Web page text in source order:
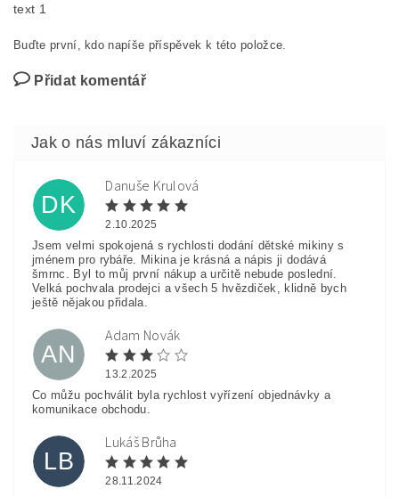
text 1
Buďte první, kdo napíše příspěvek k této položce.
Přidat komentář
DK
Danuše Krulová
2.10.2025
Jsem velmi spokojená s rychlosti dodání dětské mikiny s
jménem pro rybáře. Mikina je krásná a nápis ji dodává
šmrnc. Byl to můj první nákup a určitě nebude poslední.
Velká pochvala prodejci a všech 5 hvězdiček, klidně bych
ještě nějakou přidala.
AN
Adam Novák
13.2.2025
Co můžu pochválit byla rychlost vyřízení objednávky a
komunikace obchodu.
LB
Lukáš Brůha
28.11.2024